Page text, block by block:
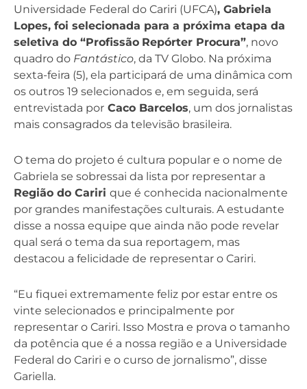
Universidade Federal do Cariri (UFCA), Gabriela
Lopes, foi selecionada para a próxima etapa da
seletiva do “Profissão Repórter Procura”, novo
quadro do Fantástico, da TV Globo. Na próxima
sexta-feira (5), ela participará de uma dinâmica com
os outros 19 selecionados e, em seguida, será
entrevistada por Caco Barcelos, um dos jornalistas
mais consagrados da televisão brasileira.
O tema do projeto é cultura popular e o nome de
Gabriela se sobressai da lista por representar a
Região do Cariri que é conhecida nacionalmente
por grandes manifestações culturais. A estudante
disse a nossa equipe que ainda não pode revelar
qual será o tema da sua reportagem, mas
destacou a felicidade de representar o Cariri.
“Eu fiquei extremamente feliz por estar entre os
vinte selecionados e principalmente por
representar o Cariri. Isso Mostra e prova o tamanho
da potência que é a nossa região e a Universidade
Federal do Cariri e o curso de jornalismo”, disse
Gariella.